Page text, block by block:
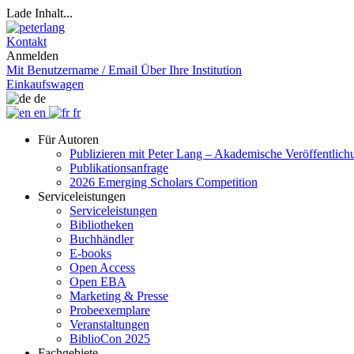
Lade Inhalt...
Kontakt
Anmelden
Mit Benutzername / Email Über Ihre Institution
Einkaufswagen
de
en
fr
Für Autoren
Publizieren mit Peter Lang – Akademische
Publikationsanfrage
2026 Emerging Scholars Competition
Serviceleistungen
Serviceleistungen
Bibliotheken
Buchhändler
E-books
Open Access
Open EBA
Marketing & Presse
Probeexemplare
Veranstaltungen
BiblioCon 2025